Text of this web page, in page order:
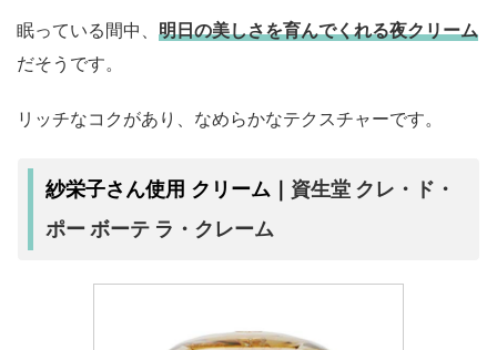
眠っている間中、 明日の美しさを育んでくれる夜クリーム
だそうです。
リッチなコクがあり、なめらかなテクスチャーです。
紗栄子さん使用 クリーム｜ 資生堂 クレ・ド・
ポー ボーテ ラ・クレーム